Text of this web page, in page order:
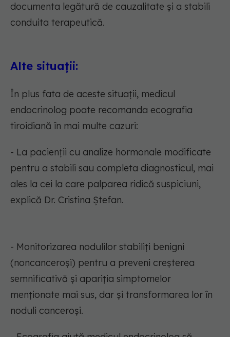
documenta legătură de cauzalitate și a stabili
conduita terapeutică.
Alte situații:
În plus fata de aceste situații, medicul
endocrinolog poate recomanda ecografia
tiroidiană în mai multe cazuri:
- La pacienții cu analize hormonale modificate
pentru a stabili sau completa diagnosticul, mai
ales la cei la care palparea ridică suspiciuni,
explică Dr. Cristina Ștefan.
- Monitorizarea nodulilor stabiliți benigni
(noncanceroși) pentru a preveni creșterea
semnificativă și apariția simptomelor
menționate mai sus, dar și transformarea lor în
noduli canceroși.